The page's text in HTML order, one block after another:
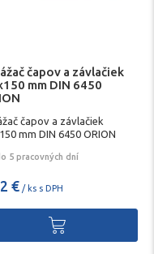
čapov a závlačiek
mm DIN 6450
čapov a závlačiek
mm DIN 6450 ORION
5 pracovných dní
€ / ks s DPH